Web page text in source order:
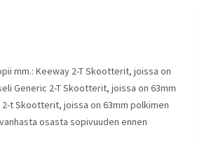
mm.: Keeway 2-T Skootterit, joissa on
Generic 2-T Skootterit, joissa on 63mm
2-t Skootterit, joissa on 63mm polkimen
osasta sopivuuden ennen